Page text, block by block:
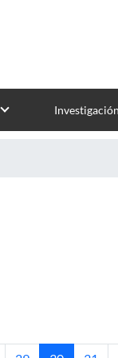
Investigación